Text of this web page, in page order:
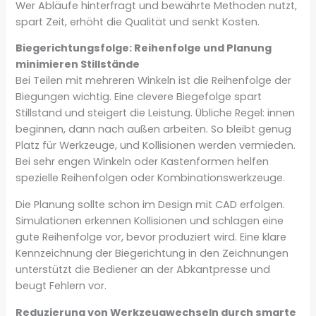
Wer Abläufe hinterfragt und bewährte Methoden nutzt,
spart Zeit, erhöht die Qualität und senkt Kosten.
Biegerichtungsfolge: Reihenfolge und Planung
minimieren Stillstände
Bei Teilen mit mehreren Winkeln ist die Reihenfolge der
Biegungen wichtig. Eine clevere Biegefolge spart
Stillstand und steigert die Leistung. Übliche Regel: innen
beginnen, dann nach außen arbeiten. So bleibt genug
Platz für Werkzeuge, und Kollisionen werden vermieden.
Bei sehr engen Winkeln oder Kastenformen helfen
spezielle Reihenfolgen oder Kombinationswerkzeuge.
Die Planung sollte schon im Design mit CAD erfolgen.
Simulationen erkennen Kollisionen und schlagen eine
gute Reihenfolge vor, bevor produziert wird. Eine klare
Kennzeichnung der Biegerichtung in den Zeichnungen
unterstützt die Bediener an der Abkantpresse und
beugt Fehlern vor.
Reduzierung von Werkzeugwechseln durch smarte